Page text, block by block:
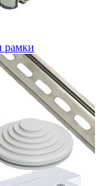
рамки